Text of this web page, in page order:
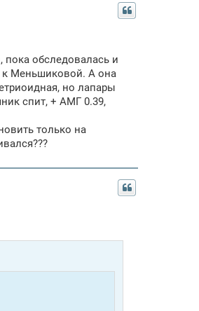
обследовалась и
к Меньшиковой. А она
но лапары
спит, + АМГ 0.39,
только на